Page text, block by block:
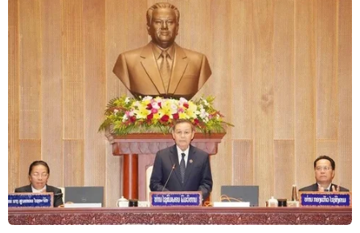
Bộ Y tế đề nghị lực lượng Công an 'cắm
chốt' tại bệnh viện
17/04/2018 13:39
Các vụ hành hung nhân viên y tế, bác sỹ không chỉ gây
ảnh hưởng nghiêm trọng đến công tác khám chữa bệnh
mà còn ảnh hưởng đến tâm lý, tinh thần cũng như động
lực, sự tận tụy của các y, bác sỹ.